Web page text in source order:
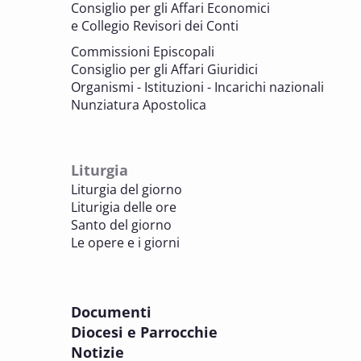
7 OTTOBRE 2025
Consulta nazionale Beni culturali e Edilizia
di culto
BENI CULTURALI E EDILIZIA DI CULTO
sezione Edilizia di culto
BENI CULTURALI E EDILIZIA DI CULTO
8 OTTOBRE 2025
Incontro online dei Direttori diocesani,
8 OTTOBRE 2025
Corso FC32.5 - Introduzione alla teologia
pastorale della salute
Consiglio per gli Affari Economici
e Collegio Revisori dei Conti
Commissioni Episcopali
Consiglio per gli Affari Giuridici
Organismi - Istituzioni - Incarichi nazionali
Nunziatura Apostolica
Liturgia
Liturgia del giorno
Liturigia delle ore
Santo del giorno
Le opere e i giorni
Documenti
Diocesi e Parrocchie
Notizie